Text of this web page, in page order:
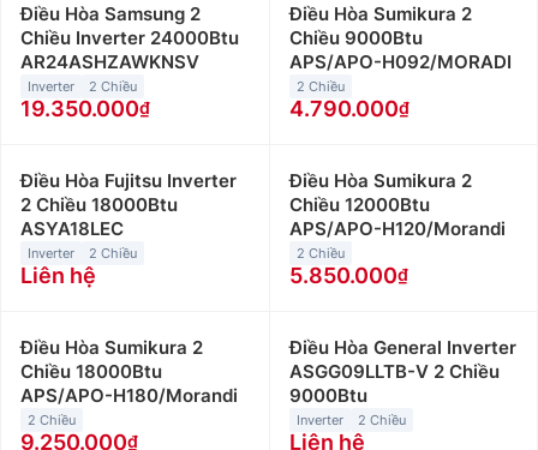
Điều Hòa Samsung 2
Chiều Inverter 24000Btu
AR24ASHZAWKNSV
Inverter 2 Chiều
19.350.000
Điều Hòa Sumikura 2
Chiều 9000Btu
APS/APO-H092/MORADI
2 Chiều
4.790.000
Điều Hòa Fujitsu Inverter
2 Chiều 18000Btu
ASYA18LEC
Inverter 2 Chiều
Liên hệ
Điều Hòa Sumikura 2
Chiều 12000Btu
APS/APO-H120/Morandi
2 Chiều
5.850.000
Điều Hòa Sumikura 2
Chiều 18000Btu
APS/APO-H180/Morandi
2 Chiều
9.250.000
Điều Hòa General Inverter
ASGG09LLTB-V 2 Chiều
9000Btu
Inverter 2 Chiều
Liên hệ